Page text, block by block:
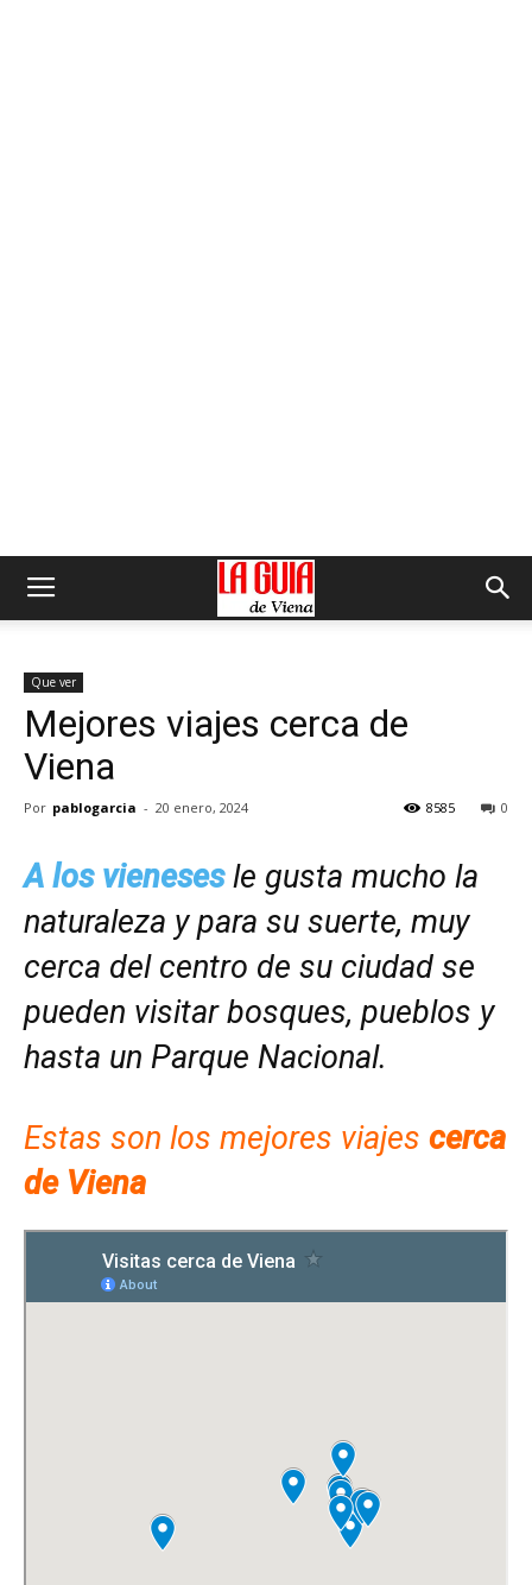
Que ver
Mejores viajes cerca de
Viena
Por pablogarcia - 20 enero, 2024 0
8585
A los vienesesle gusta mucho la
naturaleza y para su suerte, muy
cerca del centro de su ciudad se
pueden visitar bosques, pueblos y
hasta un Parque Nacional.
Estas son los mejores viajes cerca
de Viena